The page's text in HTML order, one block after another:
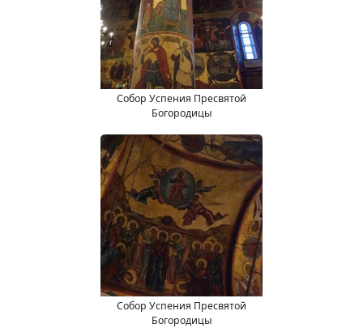
Собор Успения Пресвятой
Богородицы
Собор Успения Пресвятой
Богородицы